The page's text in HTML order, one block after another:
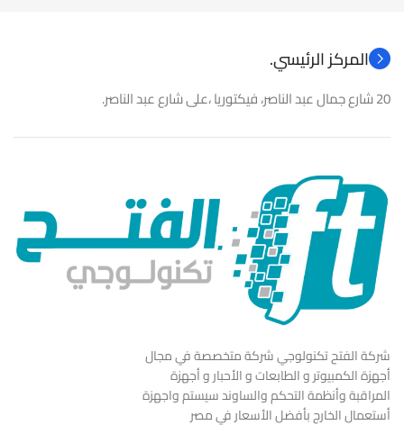
المركز الرئيسي.
20 شارع جمال عبد الناصر، فيكتوريا ،على شارع عبد الناصر.
شركة الفتح تكنولوجي شركة متخصصة في مجال
أجهزة الكمبيوتر و الطابعات و الأحبار و أجهزة
المراقبة وأنظمة التحكم والساوند سيستم واجهزة
أستعمال الخارج بأفضل الأسعار في مصر